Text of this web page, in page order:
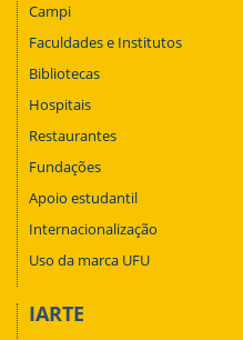
Campi
Faculdades e Institutos
Bibliotecas
Hospitais
Restaurantes
Fundações
Apoio estudantil
Internacionalização
Uso da marca UFU
IARTE